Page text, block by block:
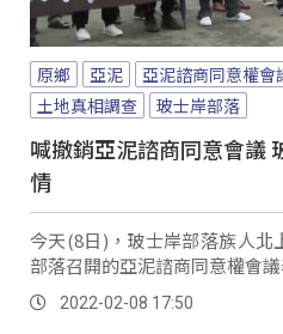
原鄉 亞泥 亞泥諮商同意權會
土地真相調查
玻士岸部落
喊撤銷亞泥諮商同意會議
情
今天(8日)，玻士岸部落族人北
部落召開的亞泥諮商同意權會議
2022-02-08 17:50